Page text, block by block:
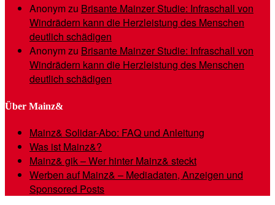
Anonymzu Brisante Mainzer Studie: Infraschall von
Windrädern kann die Herzleistung des Menschen
deutlich schädigen
Anonymzu Brisante Mainzer Studie: Infraschall von
Windrädern kann die Herzleistung des Menschen
deutlich schädigen
Über Mainz&
Mainz& Solidar-Abo: FAQ und Anleitung
Was ist Mainz&?
Mainz& gik – Wer hinter Mainz& steckt
Werben auf Mainz& – Mediadaten, Anzeigen und
Sponsored Posts